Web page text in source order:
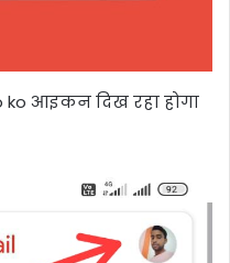
आइकन दिख रहा होगा